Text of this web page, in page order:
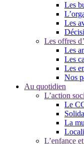
Les
Les
Les offres
Les
Les
Les
Nos
Au quotidien
L’action
Le
La
L’enfance